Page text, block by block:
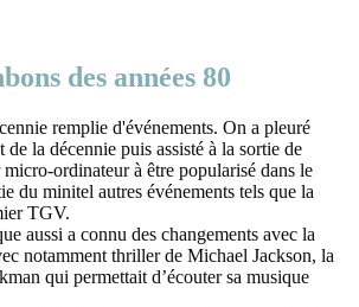
des années 80
remplie d'événements. On a pleuré
la décennie puis assisté à la sortie de
ordinateur à être popularisé dans le
du minitel autres événements tels que la
TGV.
aussi a connu des changements avec la
notamment thriller de Michael Jackson, la
qui permettait d’écouter sa musique